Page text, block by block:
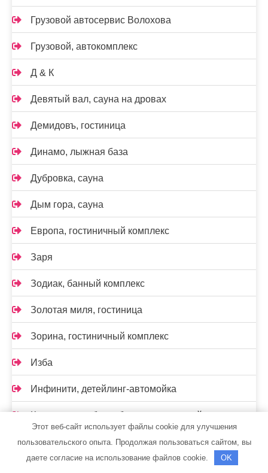
Грузовой автосервис Волохова
Грузовой, автокомплекс
Д & К
Девятый вал, сауна на дровах
Демидовъ, гостиница
Динамо, лыжная база
Дубровка, сауна
Дым гора, сауна
Европа, гостиничный комплекс
Заря
Зодиак, банный комплекс
Золотая миля, гостиница
Зорина, гостиничный комплекс
Изба
Инфинити, детейлинг-автомойка
Кадыровские бани, банно-спортивный комплекс
Классик, сауна
Этот веб-сайт использует файлы cookie для улучшения
пользовательского опыта. Продолжая пользоваться сайтом, вы
даете согласие на использование файлов cookie.
OK